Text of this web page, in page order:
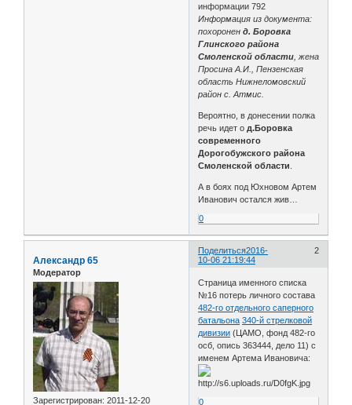
информации 792
Информация из документа:
похороненд. Боровка
Глинского района
Смоленской области , жена
Просина А.И., Пензенская
область Нижнеломовский
район с. Атмис.
Вероятно, в донесении полка
речь идет о д.Боровка
современного
Дорогобужского района
Смоленской области
А в боях под Юхновом Артем
Иванович остался жив…
0
Поделиться 2
2016-
10-06 21:19:44
Александр 65
Модератор
Зарегистрирован: 2011-12-20
Страница именного списка
№16 потерь личного состава
482-го отдельного саперного
батальона 340-й стрелковой
дивизии (ЦАМО, фонд 482-го
осб, опись 363444, дело 11) с
именем Артема Ивановича:
0